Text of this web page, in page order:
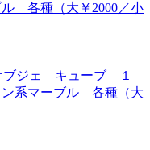
各種（大￥2000／小
ブジェ キューブ １
系マーブル 各種（大